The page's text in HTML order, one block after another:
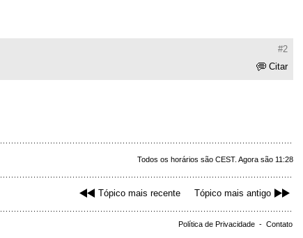
#2
Citar
Todos os horários são CEST. Agora são 11:28
Tópico mais recente Tópico mais antigo
Política de Privacidade - Contato